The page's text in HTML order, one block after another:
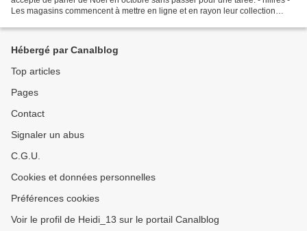
Les magasins commencent à mettre en ligne et en rayon leur collection
Hébergé par Canalblog
Top articles
Pages
Contact
Signaler un abus
C.G.U.
Cookies et données personnelles
Préférences cookies
Voir le profil de Heidi_13 sur le portail Canalblog